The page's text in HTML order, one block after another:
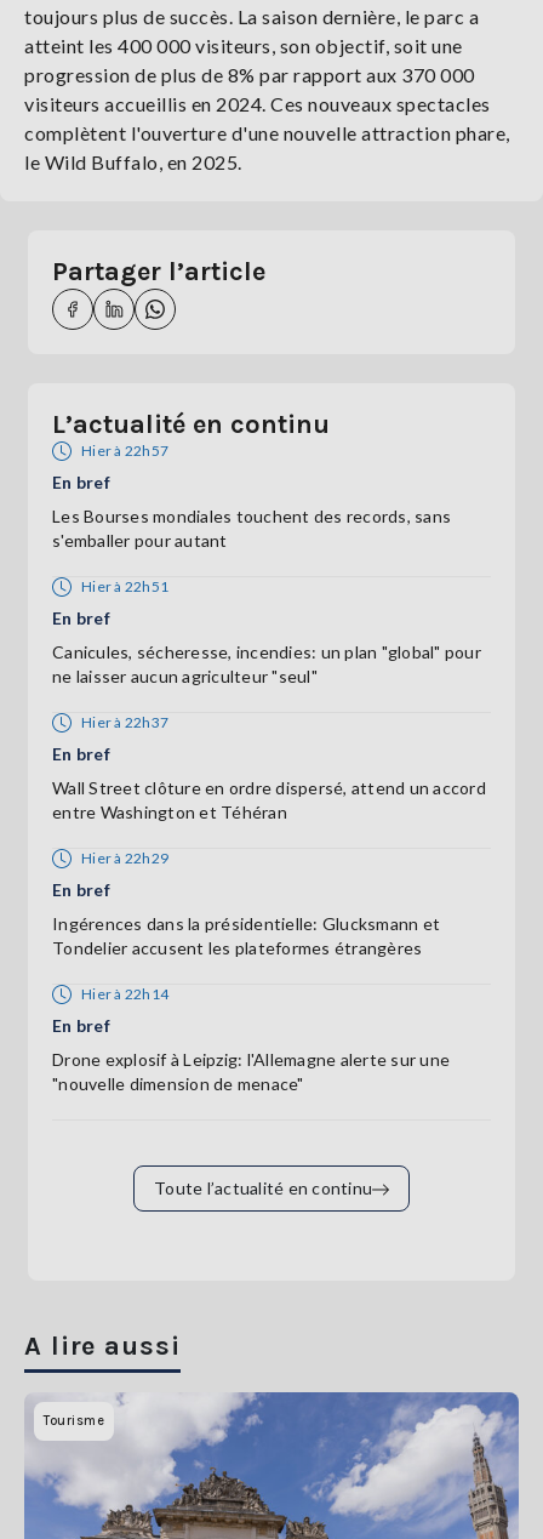
toujours plus de succès. La saison dernière, le parc a
atteint les 400 000 visiteurs, son objectif, soit une
progression de plus de 8% par rapport aux 370 000
visiteurs accueillis en 2024. Ces nouveaux spectacles
complètent l'ouverture d'une nouvelle attraction phare,
le Wild Buffalo, en 2025.
Partager l’article
L’actualité en continu
Hier à 22h57
En bref
Les Bourses mondiales touchent des records, sans
s'emballer pour autant
Hier à 22h51
En bref
Canicules, sécheresse, incendies: un plan "global" pour
ne laisser aucun agriculteur "seul"
Hier à 22h37
En bref
Wall Street clôture en ordre dispersé, attend un accord
entre Washington et Téhéran
Hier à 22h29
En bref
Ingérences dans la présidentielle: Glucksmann et
Tondelier accusent les plateformes étrangères
Hier à 22h14
En bref
Drone explosif à Leipzig: l'Allemagne alerte sur une
"nouvelle dimension de menace"
Toute l’actualité en continu
A lire aussi
Tourisme